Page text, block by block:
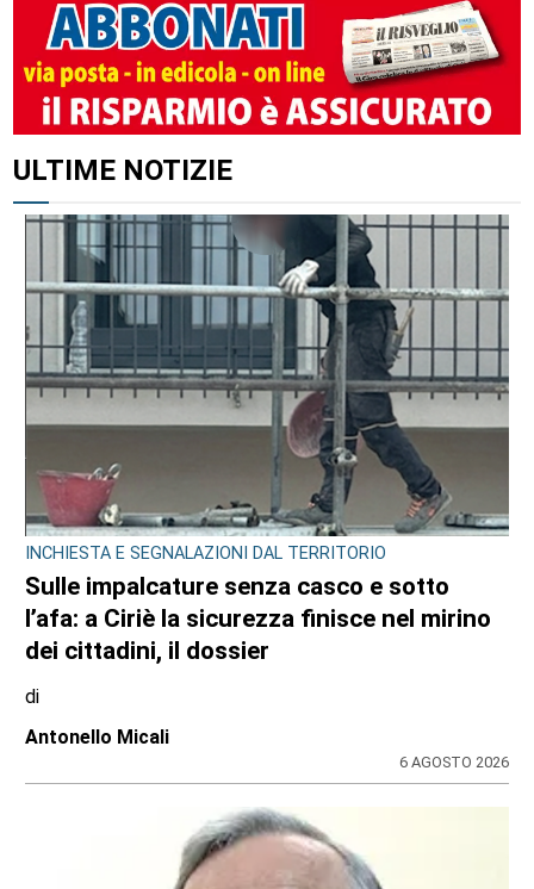
ULTIME NOTIZIE
INCHIESTA E SEGNALAZIONI DAL TERRITORIO
Sulle impalcature senza casco e sotto
l’afa: a Ciriè la sicurezza finisce nel mirino
dei cittadini, il dossier
di
Antonello Micali
6 AGOSTO 2026